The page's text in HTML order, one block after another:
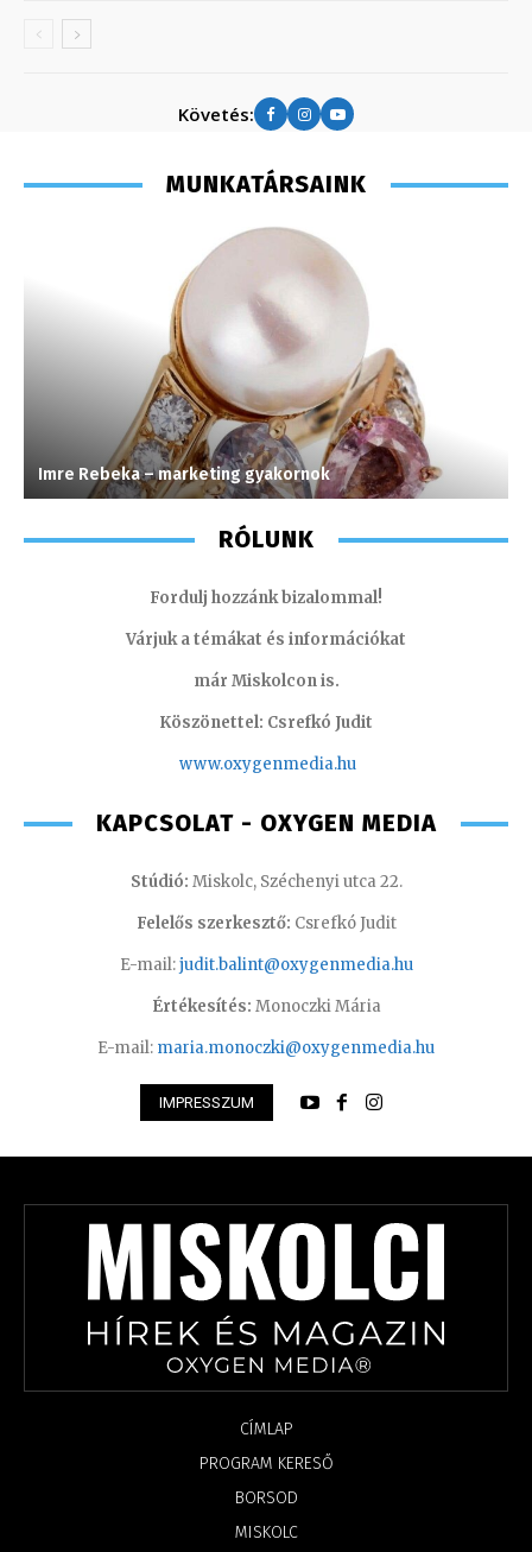
Követés:
MUNKATÁRSAINK
Imre Rebeka – marketing gyakornok
RÓLUNK
Fordulj hozzánk bizalommal!
Várjuk a témákat és információkat
már Miskolcon is.
Köszönettel: Csrefkó Judit
www.oxygenmedia.hu
KAPCSOLAT - OXYGEN MEDIA
Stúdió: Miskolc, Széchenyi utca 22.
Felelős szerkesztő: Csrefkó Judit
E-mail:judit.balint@oxygenmedia.hu
Értékesítés: Monoczki Mária
E-mail: maria.monoczki@oxygenmedia.hu
IMPRESSZUM
CÍMLAP
PROGRAM KERESŐ
BORSOD
MISKOLC